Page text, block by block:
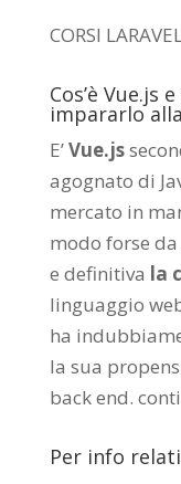
CORSI
Cos’è Vue.js
impararlo
E’Vue.js
agognato di
mercato in
modo forse
e definitiva la
linguaggio
ha
la sua
back end.
Per info